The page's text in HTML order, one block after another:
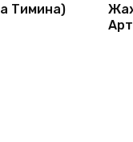
Тимина)